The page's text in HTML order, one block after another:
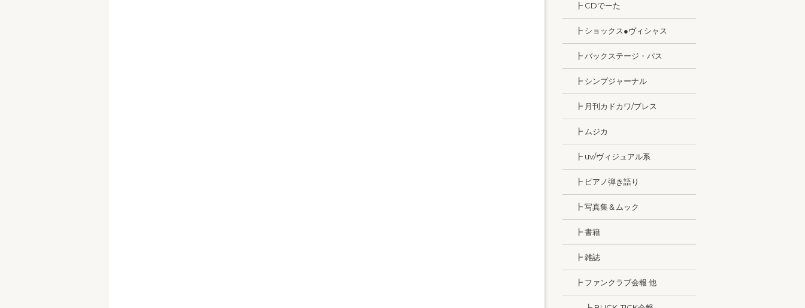
┣ CDでーた
┣ ショックス●ヴィシャス
┣ バックステージ・パス
┣ シンプジャーナル
┣ 月刊カドカワ/ブレス
┣ ムジカ
┣ uv/ヴィジュアル系
┣ ピアノ弾き語り
┣ 写真集＆ムック
┣ 書籍
┣ 雑誌
┣ ファンクラブ会報 他